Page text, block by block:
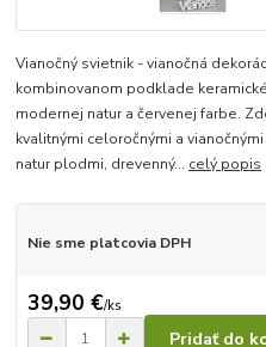
Vianočný svietnik - vianočná
kombinovanom podklade
modernej natur a červenej farbe.
kvalitnými celoročnými a
natur plodmi, drevenný... celý popis
Nie sme platcovia DPH
39,90 €/ks
Pridať do